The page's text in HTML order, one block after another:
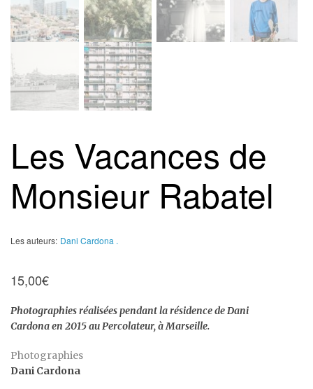
Les Vacances de
Monsieur Rabatel
Les auteurs: Dani Cardona .
15,00€
Photographies réalisées pendant la résidence de Dani
Cardona en 2015 au Percolateur, à Marseille.
Photographies
Dani Cardona